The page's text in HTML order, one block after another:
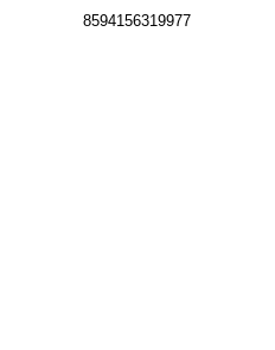
8594156319977